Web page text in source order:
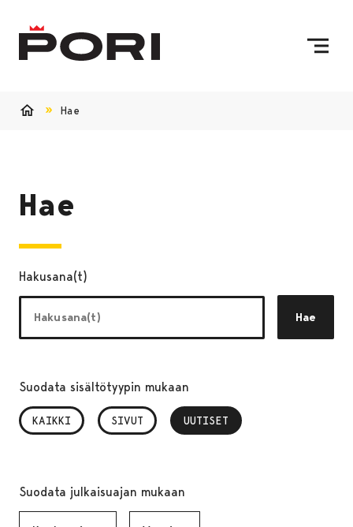
Hae
Hae
Hakusana(t)
Hae
Suodata sisältötyypin mukaan
KAIKKI SIVUT UUTISET
, VALITTU
Suodata julkaisuajan mukaan